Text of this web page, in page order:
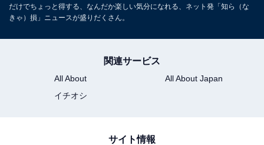
だけでちょっと得する、なんだか楽しい気分になれる、ネット発「知ら（な
きゃ）損」ニュースが盛りだくさん。
関連サービス
All About
All About Japan
イチオシ
サイト情報